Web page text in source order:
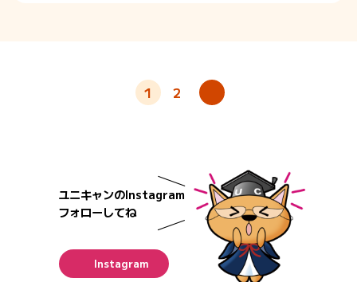
1 2
ユニキャンのInstagram
フォローしてね
Instagram